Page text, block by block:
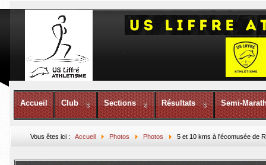
Accueil Club Sections Résultats Semi-
Vous êtes ici :Accueil Photos Photos 5 et 10 kms à l'écomusée de